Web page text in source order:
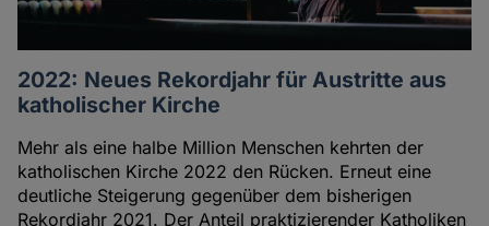
2022: Neues Rekordjahr für Austritte aus
katholischer Kirche
Mehr als eine halbe Million Menschen kehrten der
katholischen Kirche 2022 den Rücken. Erneut eine
deutliche Steigerung gegenüber dem bisherigen
Rekordjahr 2021. Der Anteil praktizierender Katholiken